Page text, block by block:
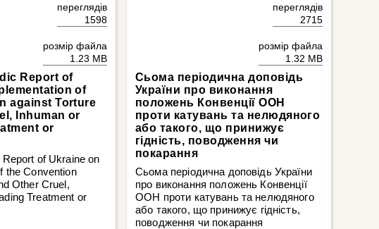
переглядів
1598
розмір файла
1.23 MB
Report of
of
against Torture
Inhuman or
or
of Ukraine on
the Convention
Other Cruel,
Treatment or
переглядів
2715
розмір файла
1.32 MB
Сьома періодична доповідь
України про виконання
положень Конвенції ООН
проти катувань та нелюдяного
або такого, що принижує
гідність, поводження чи
покарання
Сьома періодична доповідь України
про виконання положень Конвенції
ООН проти катувань та нелюдяного
або такого, що принижує гідність,
поводження чи покарання